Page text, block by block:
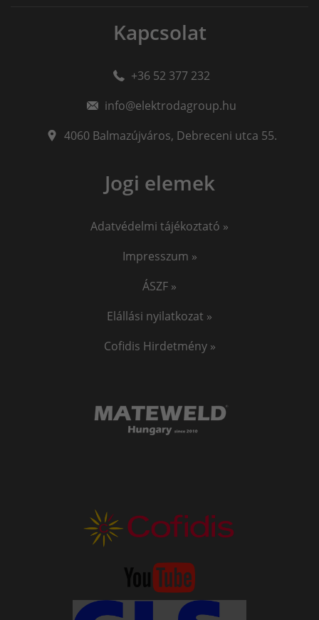
Kapcsolat
+36 52 377 232
info@elektrodagroup.hu
4060 Balmazújváros, Debreceni utca 55.
Jogi elemek
Adatvédelmi tájékoztató »
Impresszum »
ÁSZF »
Elállási nyilatkozat »
Cofidis Hirdetmény »